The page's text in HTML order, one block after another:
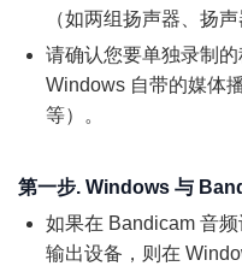
（如两组扬声器、扬
请确认您要单独录制
Windows 自带的媒体
等）。
第一步. Windows 与
如果在 Bandicam 音
输出设备，则在